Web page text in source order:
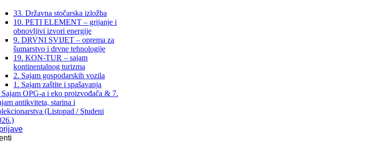
33. Državna stočarska izložba
10. PETI ELEMENT – grijanje i
obnovljivi izvori energije
9. DRVNI SVIJET – oprema za
šumarstvo i drvne tehnologije
19. KON-TUR – sajam
kontinentalnog turizma
2. Sajam gospodarskih vozila
1. Sajam zaštite i spašavanja
Sajam OPG-a i eko proizvođača & 7.
antikviteta, starina i
(Listopad / Studeni